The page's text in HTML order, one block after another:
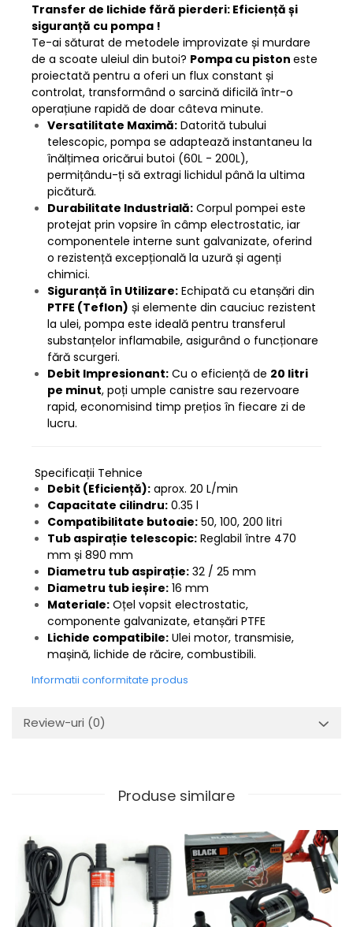
Transfer de lichide fără pierderi: Eficiență și
siguranță cu pompa !
Te-ai săturat de metodele improvizate și murdare
de a scoate uleiul din butoi? Pompa cu piston este
proiectată pentru a oferi un flux constant și
controlat, transformând o sarcină dificilă într-o
operațiune rapidă de doar câteva minute.
Versatilitate Maximă: Datorită tubului
telescopic, pompa se adaptează instantaneu la
înălțimea oricărui butoi (60L - 200L),
permițându-ți să extragi lichidul până la ultima
picătură.
Durabilitate Industrială: Corpul pompei este
protejat prin vopsire în câmp electrostatic, iar
componentele interne sunt galvanizate, oferind
o rezistență excepțională la uzură și agenți
chimici.
Siguranță în Utilizare: Echipată cu etanșări din
PTFE (Teflon) și elemente din cauciuc rezistent
la ulei, pompa este ideală pentru transferul
substanțelor inflamabile, asigurând o funcționare
fără scurgeri.
Debit Impresionant: Cu o eficiență de 20 litri
pe minut, poți umple canistre sau rezervoare
rapid, economisind timp prețios în fiecare zi de
lucru.
Specificații Tehnice
Debit (Eficiență): aprox. 20 L/min
Capacitate cilindru: 0.35 l
Compatibilitate butoaie: 50, 100, 200 litri
Tub aspirație telescopic: Reglabil între 470
mm și 890 mm
Diametru tub aspirație: 32 / 25 mm
Diametru tub ieșire: 16 mm
Materiale: Oțel vopsit electrostatic,
componente galvanizate, etanșări PTFE
Lichide compatibile: Ulei motor, transmisie,
mașină, lichide de răcire, combustibili.
Informatii conformitate produs
Review-uri (0)
Produse similare